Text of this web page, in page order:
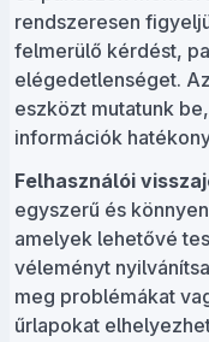
rendszeresen
felmerülő kérdést,
elégedetlenséget.
eszközt mutatunk
információk
Felhasználói
egyszerű és
amelyek lehetővé
véleményt
meg problémákat
űrlapokat